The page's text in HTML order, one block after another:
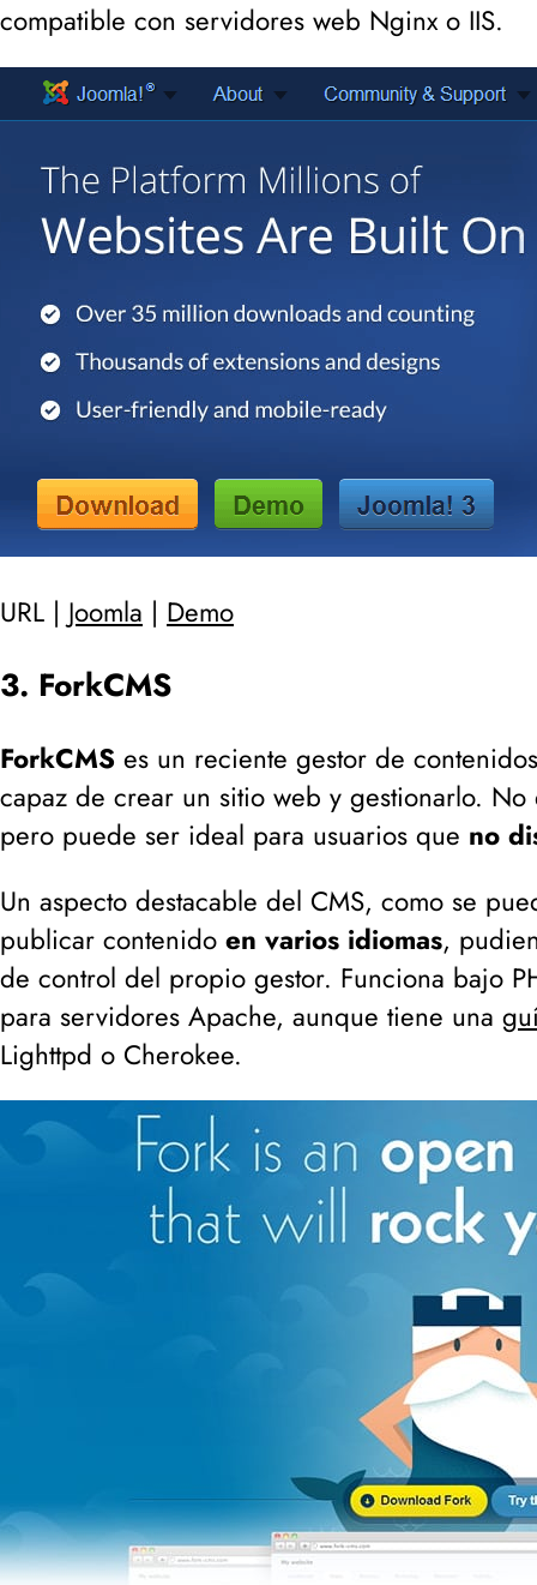
compatible con servidores web Nginx o IIS.
URL | Joomla | Demo
3. ForkCMS
ForkCMS es un reciente gestor de
capaz de crear un sitio web y gestionarlo.
pero puede ser ideal para usuarios que no
Un aspecto destacable del CMS, como se
publicar contenido en varios idiomas,
de control del propio gestor. Funciona bajo
para servidores Apache, aunque tiene una
Lighttpd o Cherokee.